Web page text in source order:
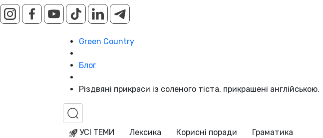
Green Country
Блог
Різдвяні прикраси із соленого тіста, прикрашені англійською.
УСІ ТЕМИ Лексика Корисні поради Граматика